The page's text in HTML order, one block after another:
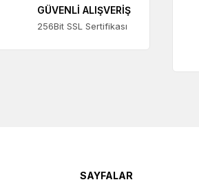
GÜVENLİ ALIŞVERİŞ
256Bit SSL Sertifikası
SAYFALAR